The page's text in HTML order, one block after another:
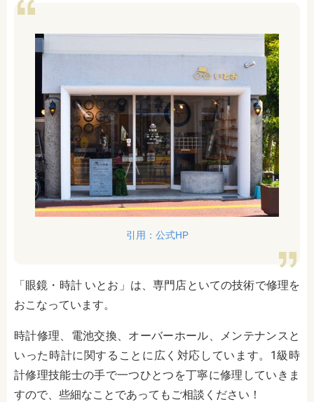
引用：公式HP
「眼鏡・時計 いとお」は、専門店といての技術で修理を
おこなっています。
時計修理、電池交換、オーバーホール、メンテナンスと
いった時計に関することに広く対応しています。1級時
計修理技能士の手で一つひとつを丁寧に修理していきま
すので、些細なことであってもご相談ください！